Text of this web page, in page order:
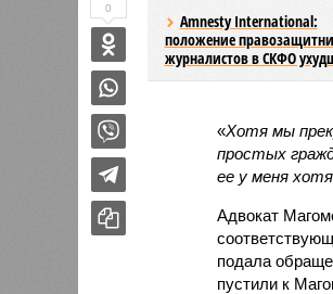
Amnesty International:
положение
журналистов в СКФО
«Хотя мы
простых
ее у меня
Адвокат
подала
пустили к
0